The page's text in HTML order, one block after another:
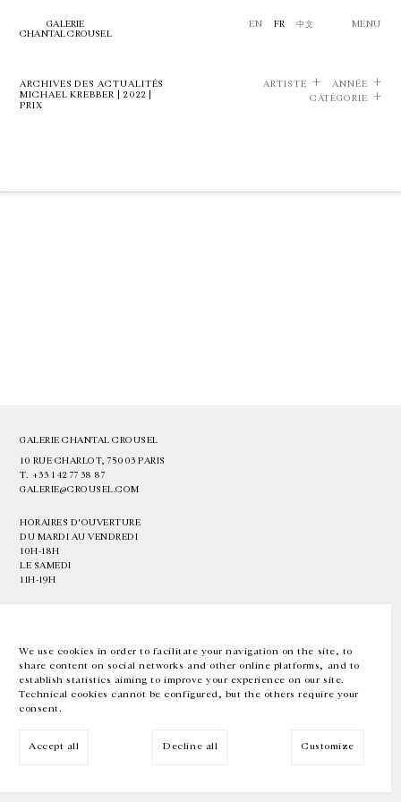
We use cookies in order to facilitate your navigation on the site, to
share content on social networks and other online platforms, and to
establish statistics aiming to improve your experience on our site.
Technical cookies cannot be configured, but the others require your
consent.
Accept all Decline all Customize
GALERIE
CHANTAL CROUSEL
EN FR 中文 MENU
ARCHIVES DES ACTUALITÉS
MICHAEL KREBBER | 2022 |
PRIX
ARTISTE
ANNÉE
CATÉGORIE
GALERIE CHANTAL CROUSEL
10 RUE CHARLOT, 75003 PARIS
T. +33 1 42 77 38 87
GALERIE@CROUSEL.COM
HORAIRES D'OUVERTURE
DU MARDI AU VENDREDI
10H-18H
LE SAMEDI
11H-19H
EN FR 中文 Facebook Instagram
Inscrivez-vous à notre newsletter